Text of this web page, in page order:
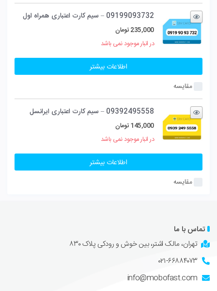
09199093732 – سیم کارت اعتباری همراه اول
235,000 تومان
در انبار موجود نمی باشد
اطلاعات بیشتر
مقایسه
09392495558 – سیم کارت اعتباری ایرانسل
145,000 تومان
در انبار موجود نمی باشد
اطلاعات بیشتر
مقایسه
تماس با ما
تهران، مالک اشتر، بین خوش و رودکی پلاک ۸۳۰
۰۲۱-۶۶۸۸۴۰۷۳
info@mobofast.com